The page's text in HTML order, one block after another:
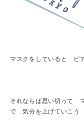
マスクをしていると ピ
それならば思い切って
で 気分を上げていこう